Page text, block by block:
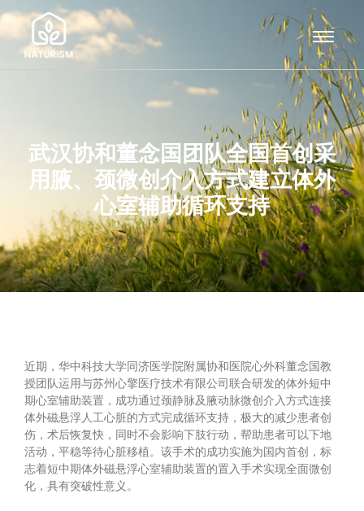
武汉协和董念国团队全国首创采
用腋、颈微创介入方式建立体外
心室辅助循环支持
近期，华中科技大学同济医学院附属协和医院心外科董念国教
授团队运用与苏州心擎医疗技术有限公司联合研发的体外短中
期心室辅助装置，成功通过颈静脉及腋动脉微创介入方式连接
体外磁悬浮人工心脏的方式完成循环支持，极大的减少患者创
伤，术后恢复快，同时不会影响下肢行动，帮助患者可以下地
活动，平稳等待心脏移植。该手术的成功实施为国内首创，标
志着短中期体外磁悬浮心室辅助装置的置入手术实现全面微创
化，具有突破性意义。